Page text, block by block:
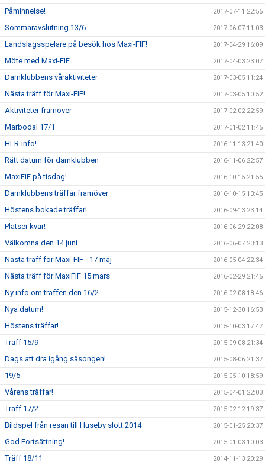
Påminnelse! 2017-07-11 22:55
Sommaravslutning 13/6 2017-06-07 11:03
Landslagsspelare på besök hos Maxi-FIF! 2017-04-29 16:09
Möte med Maxi-FIF 2017-04-03 23:07
Damklubbens våraktiviteter 2017-03-05 11:24
Nästa träff för Maxi-FIF! 2017-03-05 10:52
Aktiviteter framöver 2017-02-02 22:59
Marbodal 17/1 2017-01-02 11:45
HLR-info! 2016-11-13 21:40
Rätt datum för damklubben 2016-11-06 22:57
MaxiFIF på tisdag! 2016-10-15 21:55
Damklubbens träffar framöver 2016-10-15 13:45
Höstens bokade träffar! 2016-09-13 23:14
Platser kvar! 2016-06-29 22:08
Välkomna den 14 juni 2016-06-07 23:13
Nästa träff för Maxi-FIF - 17 maj 2016-05-04 22:34
Nästa träff för MaxiFIF 15 mars 2016-02-29 21:45
Ny info om träffen den 16/2 2016-02-08 18:46
Nya datum! 2015-12-30 16:53
Höstens träffar! 2015-10-03 17:47
Träff 15/9 2015-09-08 21:34
Dags att dra igång säsongen! 2015-08-06 21:37
19/5 2015-05-10 18:59
Vårens träffar! 2015-04-01 22:03
Träff 17/2 2015-02-12 19:37
Bildspel från resan till Huseby slott 2014 2015-01-25 20:37
God Fortsättning! 2015-01-03 10:03
Träff 18/11 2014-11-13 20:29